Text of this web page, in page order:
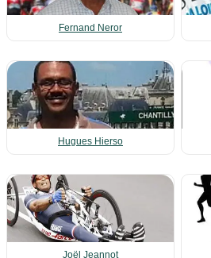
Fernand Neror
Hugues Hierso
Joël Jeannot